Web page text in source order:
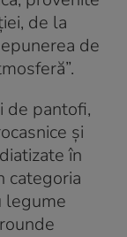
de la
de
de pantofi,
şi
în
categoria
legume